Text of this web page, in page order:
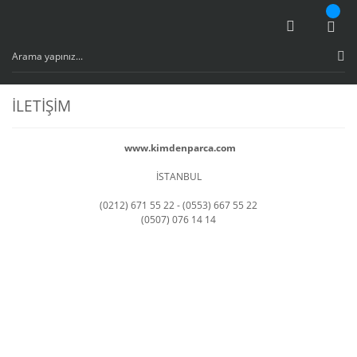
İLETİŞİM
www.kimdenparca.com
İSTANBUL
(0212) 671 55 22 - (0553) 667 55 22
(0507) 076 14 14